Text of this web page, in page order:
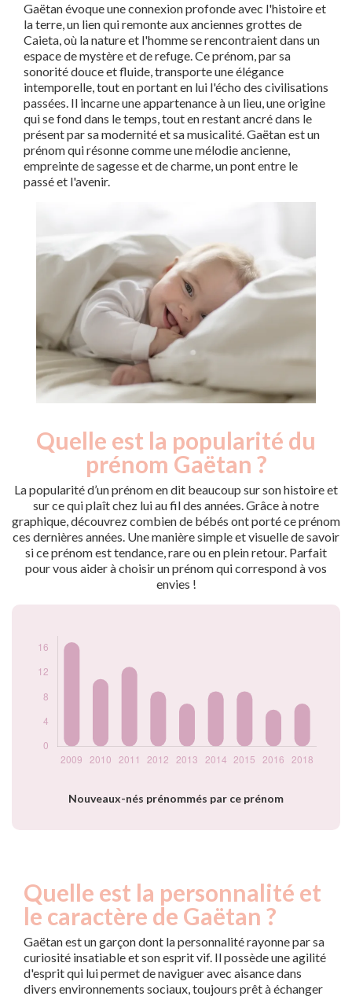
Gaëtan évoque une connexion profonde avec l'histoire et
la terre, un lien qui remonte aux anciennes grottes de
Caieta, où la nature et l'homme se rencontraient dans un
espace de mystère et de refuge. Ce prénom, par sa
sonorité douce et fluide, transporte une élégance
intemporelle, tout en portant en lui l'écho des civilisations
passées. Il incarne une appartenance à un lieu, une origine
qui se fond dans le temps, tout en restant ancré dans le
présent par sa modernité et sa musicalité. Gaëtan est un
prénom qui résonne comme une mélodie ancienne,
empreinte de sagesse et de charme, un pont entre le
passé et l'avenir.
Quelle est la popularité du
prénom Gaëtan ?
La popularité d’un prénom en dit beaucoup sur son histoire et
sur ce qui plaît chez lui au fil des années. Grâce à notre
graphique, découvrez combien de bébés ont porté ce prénom
ces dernières années. Une manière simple et visuelle de savoir
si ce prénom est tendance, rare ou en plein retour. Parfait
pour vous aider à choisir un prénom qui correspond à vos
envies !
Nouveaux-nés prénommés par ce prénom
Popularité du
prénom Gaëtan par
année
Année
Nouveaux-
nés
2010
11
2011
13
2012
9
2013
7
2014
9
2015
9
Quelle est la personnalité et
le caractère de Gaëtan ?
Gaëtan est un garçon dont la personnalité rayonne par sa
curiosité insatiable et son esprit vif. Il possède une agilité
d'esprit qui lui permet de naviguer avec aisance dans
divers environnements sociaux, toujours prêt à échanger